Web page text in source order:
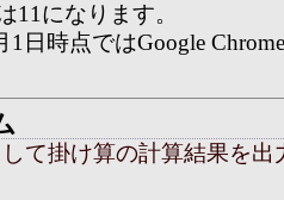
11になります。
1日時点ではGoogle
て掛け算の計算結果を出